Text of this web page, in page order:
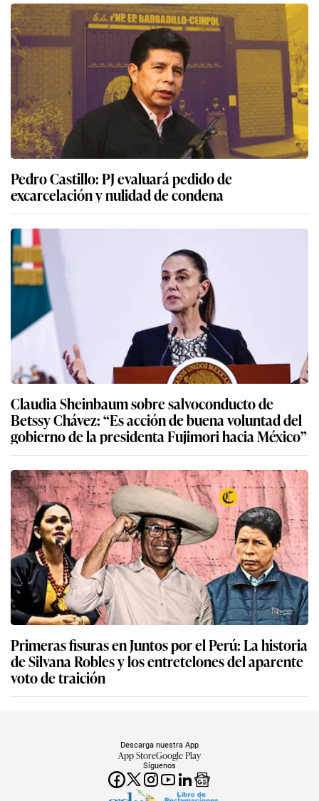
Pedro Castillo: PJ evaluará pedido de
excarcelación y nulidad de condena
Claudia Sheinbaum sobre salvoconducto de
Betssy Chávez: “Es acción de buena voluntad del
gobierno de la presidenta Fujimori hacia México”
Primeras fisuras en Juntos por el Perú: La historia
de Silvana Robles y los entretelones del aparente
voto de traición
Síguenos
Descarga nuestra App
App StoreGoogle Play